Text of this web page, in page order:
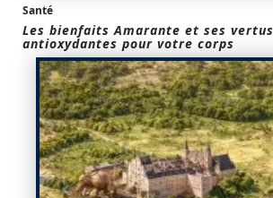
Santé
Les bienfaits Amarante et ses vertus
antioxydantes pour votre corps